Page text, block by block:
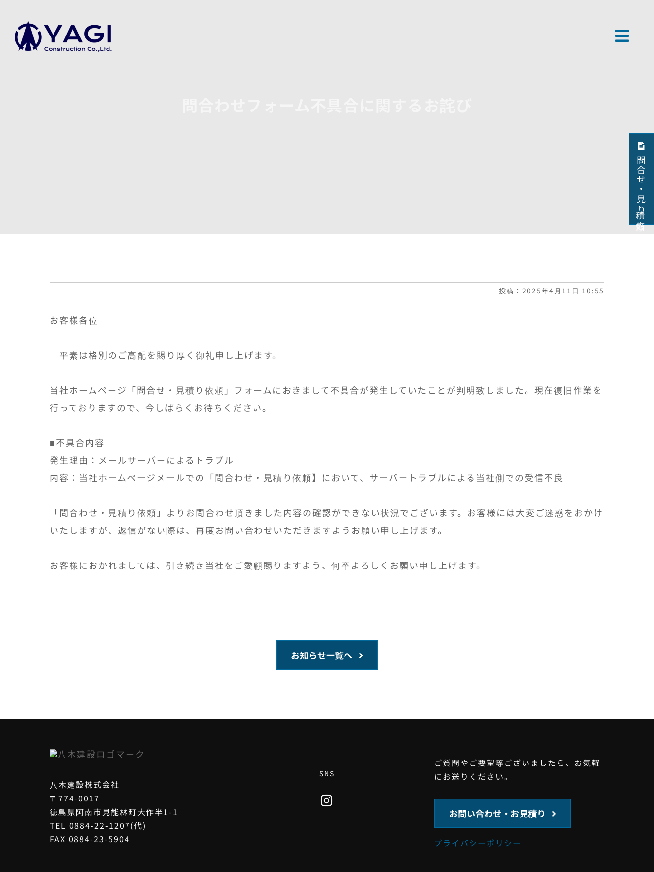
content
問合せ・見積り依頼
投稿：2025年4月11日 10:55
お客様各位
平素は格別のご高配を賜り厚く御礼申し上げます。
当社ホームページ「問合せ・見積り依頼」フォームにおきまして不具合が発生していたことが判明致しました。現在復旧作業を
行っておりますので、今しばらくお待ちください。
■不具合内容
発生理由：メールサーバーによるトラブル
内容：当社ホームページメールでの「問合わせ・見積り依頼】において、サーバートラブルによる当社側での受信不良
「問合わせ・見積り依頼」よりお問合わせ頂きました内容の確認ができない状況でございます。お客様には大変ご迷惑をおかけ
いたしますが、返信がない際は、再度お問い合わせいただきますようお願い申し上げます。
お客様におかれましては、引き続き当社をご愛顧賜りますよう、何卒よろしくお願い申し上げます。
お知らせ一覧へ
八木建設株式会社
〒774-0017
徳島県阿南市見能林町大作半1-1
TEL 0884-22-1207(代)
FAX 0884-23-5904
SNS
ご質問やご要望等ございましたら、お気軽
にお送りください。
お問い合わせ・お見積り
プライバシーポリシー